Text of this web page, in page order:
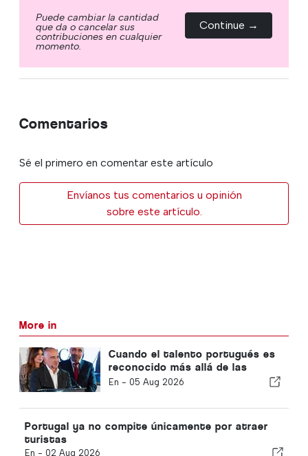
Puede cambiar la cantidad
que da o cancelar sus
contribuciones en cualquier
momento.
Continue →
Comentarios
Sé el primero en comentar este artículo
Envíanos tus comentarios u opinión
sobre este artículo.
More in
Cuando el talento portugués es
reconocido más allá de las
fronteras
En - 05 Aug 2026
Portugal ya no compite únicamente por atraer
turistas
En - 02 Aug 2026